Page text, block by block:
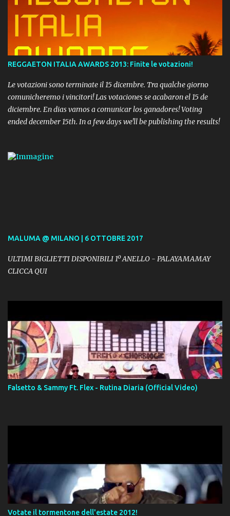
REGGAETON ITALIA AWARDS 2013: Finite le votazioni!
Le votazioni sono terminate il 15 dicembre. Tra qualche giorno
comunicheremo i vincitori! Las votaciones se acabaron el 15 de
diciembre. En dias vamos a comunicar los ganadores! Voting
ended december 15th. In a few days we'll be publishing the results!
MALUMA @ MILANO | 6 OTTOBRE 2017
ULTIMI BIGLIETTI DISPONIBILI 1º ANELLO - PALAYAMAMAY
CLICCA QUI
Falsetto & Sammy Ft. Flex - Rutina Diaria (Official Video)
Votate il tormentone dell'estate 2012!